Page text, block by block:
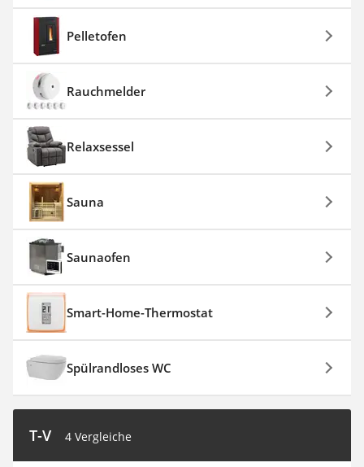
Pelletofen
Rauchmelder
Relaxsessel
Sauna
Saunaofen
Smart-Home-Thermostat
Spülrandloses WC
T-V 4 Vergleiche